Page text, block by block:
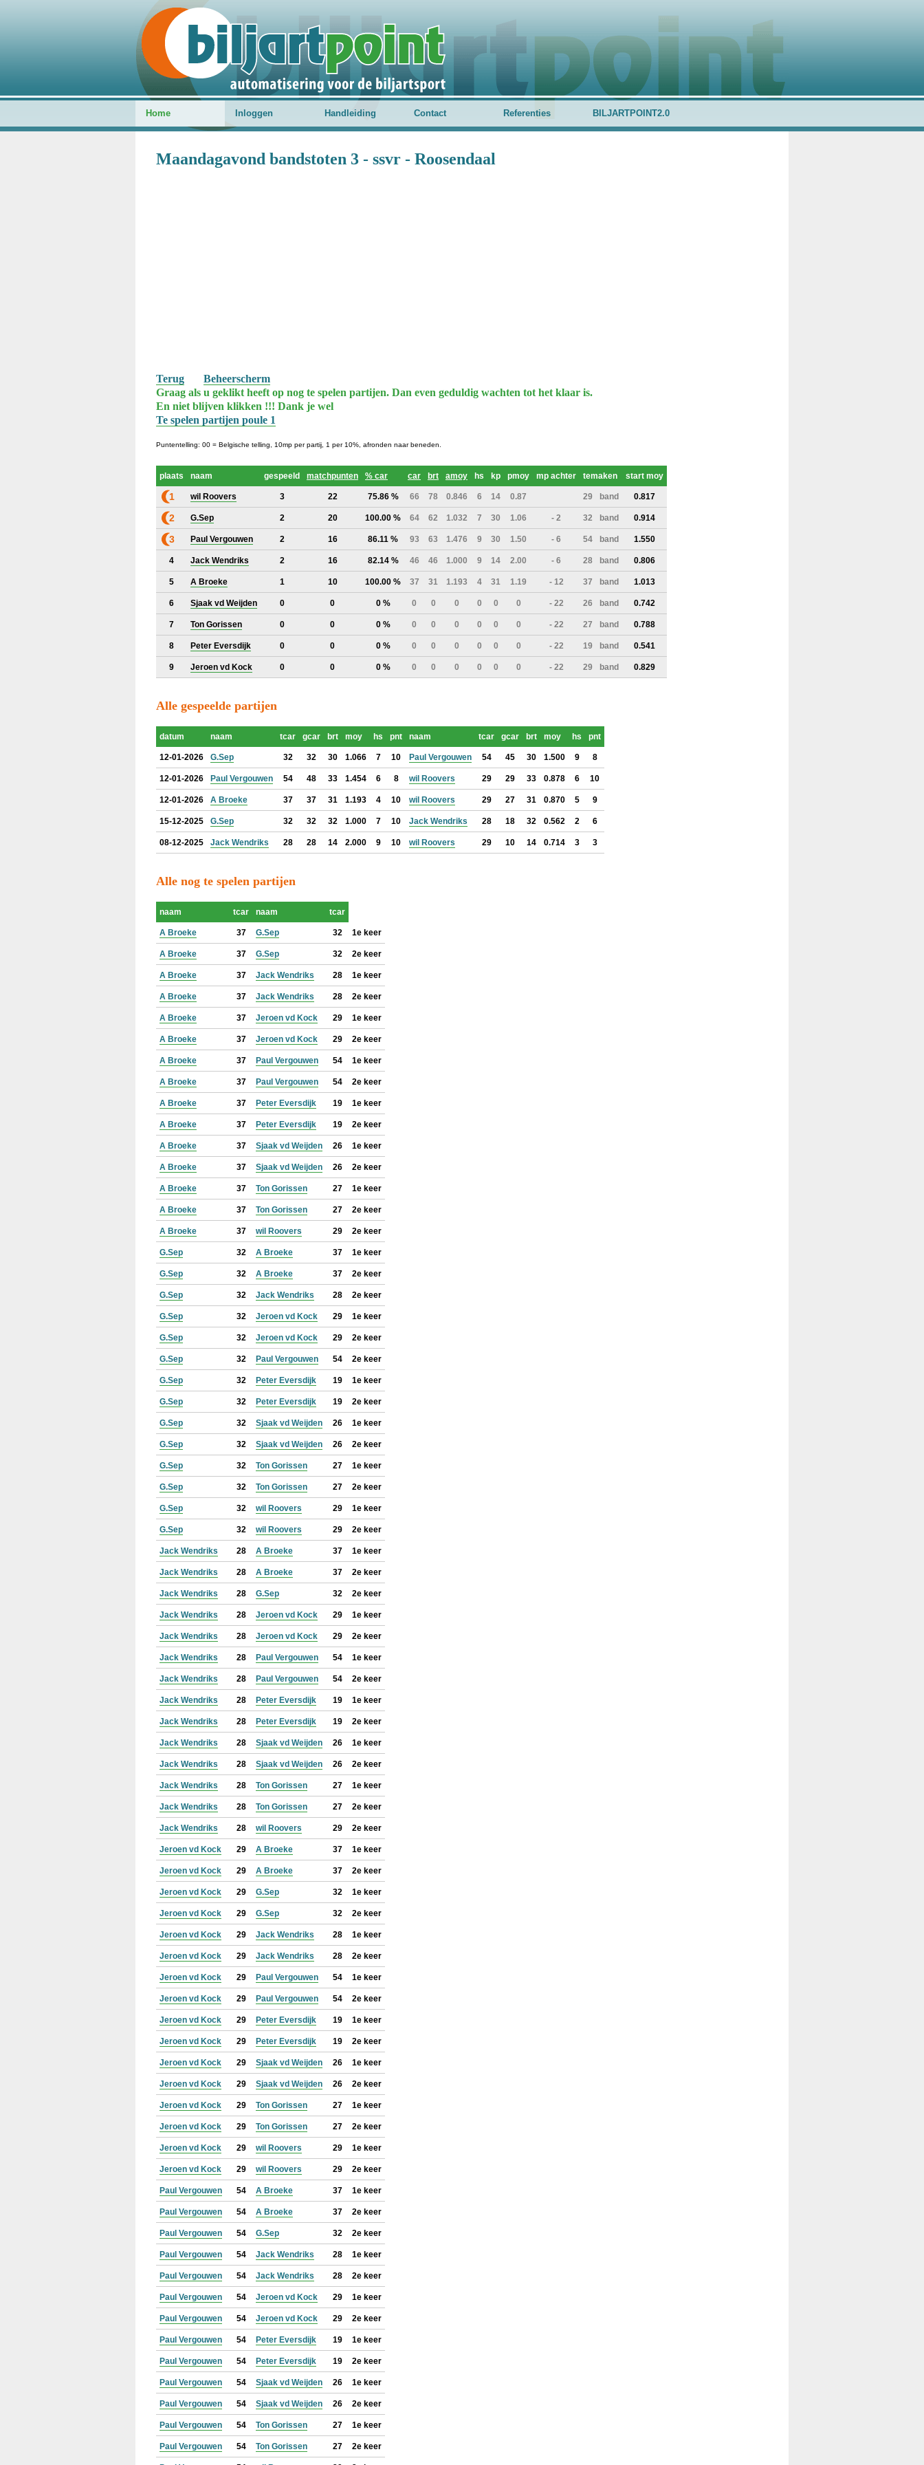
Home Inloggen Handleiding Contact Referenties BILJARTPOINT2.0
Maandagavond bandstoten 3 - ssvr - Roosendaal
Terug
Beheerscherm
Graag als u geklikt heeft op nog te spelen partijen. Dan even geduldig wachten tot het klaar is.
En niet blijven klikken !!! Dank je wel
Te spelen partijen poule 1
Puntentelling: 00 = Belgische telling, 10mp per partij, 1 per 10%, afronden naar beneden.
plaats naam gespeeld matchpunten % car car brt amoy hs kp pmoy mp achter temaken start moy
1 wil Roovers 3 22 75.86 % 66 78 0.846 6 14 0.87 29 band 0.817
2 G.Sep 2 20 100.00 % 64 62 1.032 7 30 1.06 - 2 32 band 0.914
3 Paul Vergouwen 2 16 86.11 % 93 63 1.476 9 30 1.50 - 6 54 band 1.550
4 Jack Wendriks 2 16 82.14 % 46 46 1.000 9 14 2.00 - 6 28 band 0.806
5 A Broeke 1 10 100.00 % 37 31 1.193 4 31 1.19 - 12 37 band 1.013
6 Sjaak vd Weijden 0 0 0 % 0 0 0 0 0 0 - 22 26 band 0.742
7 Ton Gorissen 0 0 0 % 0 0 0 0 0 0 - 22 27 band 0.788
8 Peter Eversdijk 0 0 0 % 0 0 0 0 0 0 - 22 19 band 0.541
9 Jeroen vd Kock 0 0 0 % 0 0 0 0 0 0 - 22 29 band 0.829
Alle gespeelde partijen
datum naam tcar gcar brt moy hs pnt naam tcar gcar brt moy hs pnt
12-01-2026 G.Sep 32 32 30 1.066 7 10 Paul Vergouwen 54 45 30 1.500 9 8
12-01-2026 Paul Vergouwen 54 48 33 1.454 6 8 wil Roovers 29 29 33 0.878 6 10
12-01-2026 A Broeke 37 37 31 1.193 4 10 wil Roovers 29 27 31 0.870 5 9
15-12-2025 G.Sep 32 32 32 1.000 7 10 Jack Wendriks 28 18 32 0.562 2 6
08-12-2025 Jack Wendriks 28 28 14 2.000 9 10 wil Roovers 29 10 14 0.714 3 3
Alle nog te spelen partijen
naam tcar naam tcar
A Broeke 37 G.Sep 32 1e keer
A Broeke 37 G.Sep 32 2e keer
A Broeke 37 Jack Wendriks 28 1e keer
A Broeke 37 Jack Wendriks 28 2e keer
A Broeke 37 Jeroen vd Kock 29 1e keer
A Broeke 37 Jeroen vd Kock 29 2e keer
A Broeke 37 Paul Vergouwen 54 1e keer
A Broeke 37 Paul Vergouwen 54 2e keer
A Broeke 37 Peter Eversdijk 19 1e keer
A Broeke 37 Peter Eversdijk 19 2e keer
A Broeke 37 Sjaak vd Weijden 26 1e keer
A Broeke 37 Sjaak vd Weijden 26 2e keer
A Broeke 37 Ton Gorissen 27 1e keer
A Broeke 37 Ton Gorissen 27 2e keer
A Broeke 37 wil Roovers 29 2e keer
G.Sep 32 A Broeke 37 1e keer
G.Sep 32 A Broeke 37 2e keer
G.Sep 32 Jack Wendriks 28 2e keer
G.Sep 32 Jeroen vd Kock 29 1e keer
G.Sep 32 Jeroen vd Kock 29 2e keer
G.Sep 32 Paul Vergouwen 54 2e keer
G.Sep 32 Peter Eversdijk 19 1e keer
G.Sep 32 Peter Eversdijk 19 2e keer
G.Sep 32 Sjaak vd Weijden 26 1e keer
G.Sep 32 Sjaak vd Weijden 26 2e keer
G.Sep 32 Ton Gorissen 27 1e keer
G.Sep 32 Ton Gorissen 27 2e keer
G.Sep 32 wil Roovers 29 1e keer
G.Sep 32 wil Roovers 29 2e keer
Jack Wendriks 28 A Broeke 37 1e keer
Jack Wendriks 28 A Broeke 37 2e keer
Jack Wendriks 28 G.Sep 32 2e keer
Jack Wendriks 28 Jeroen vd Kock 29 1e keer
Jack Wendriks 28 Jeroen vd Kock 29 2e keer
Jack Wendriks 28 Paul Vergouwen 54 1e keer
Jack Wendriks 28 Paul Vergouwen 54 2e keer
Jack Wendriks 28 Peter Eversdijk 19 1e keer
Jack Wendriks 28 Peter Eversdijk 19 2e keer
Jack Wendriks 28 Sjaak vd Weijden 26 1e keer
Jack Wendriks 28 Sjaak vd Weijden 26 2e keer
Jack Wendriks 28 Ton Gorissen 27 1e keer
Jack Wendriks 28 Ton Gorissen 27 2e keer
Jack Wendriks 28 wil Roovers 29 2e keer
Jeroen vd Kock 29 A Broeke 37 1e keer
Jeroen vd Kock 29 A Broeke 37 2e keer
Jeroen vd Kock 29 G.Sep 32 1e keer
Jeroen vd Kock 29 G.Sep 32 2e keer
Jeroen vd Kock 29 Jack Wendriks 28 1e keer
Jeroen vd Kock 29 Jack Wendriks 28 2e keer
Jeroen vd Kock 29 Paul Vergouwen 54 1e keer
Jeroen vd Kock 29 Paul Vergouwen 54 2e keer
Jeroen vd Kock 29 Peter Eversdijk 19 1e keer
Jeroen vd Kock 29 Peter Eversdijk 19 2e keer
Jeroen vd Kock 29 Sjaak vd Weijden 26 1e keer
Jeroen vd Kock 29 Sjaak vd Weijden 26 2e keer
Jeroen vd Kock 29 Ton Gorissen 27 1e keer
Jeroen vd Kock 29 Ton Gorissen 27 2e keer
Jeroen vd Kock 29 wil Roovers 29 1e keer
Jeroen vd Kock 29 wil Roovers 29 2e keer
Paul Vergouwen 54 A Broeke 37 1e keer
Paul Vergouwen 54 A Broeke 37 2e keer
Paul Vergouwen 54 G.Sep 32 2e keer
Paul Vergouwen 54 Jack Wendriks 28 1e keer
Paul Vergouwen 54 Jack Wendriks 28 2e keer
Paul Vergouwen 54 Jeroen vd Kock 29 1e keer
Paul Vergouwen 54 Jeroen vd Kock 29 2e keer
Paul Vergouwen 54 Peter Eversdijk 19 1e keer
Paul Vergouwen 54 Peter Eversdijk 19 2e keer
Paul Vergouwen 54 Sjaak vd Weijden 26 1e keer
Paul Vergouwen 54 Sjaak vd Weijden 26 2e keer
Paul Vergouwen 54 Ton Gorissen 27 1e keer
Paul Vergouwen 54 Ton Gorissen 27 2e keer